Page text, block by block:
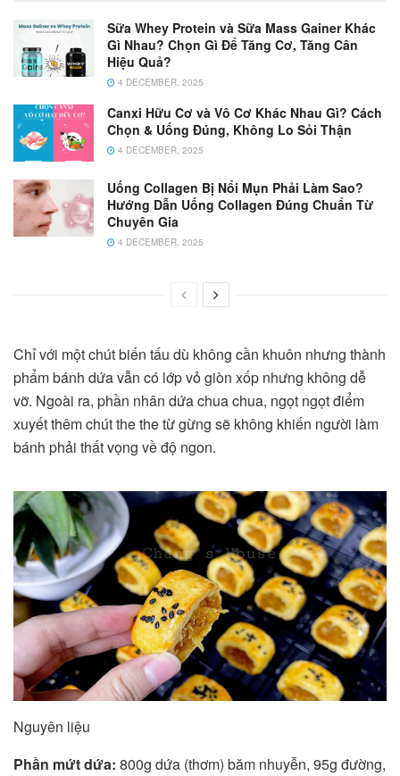
Sữa Whey Protein và Sữa Mass Gainer Khác
Gì Nhau? Chọn Gì Để Tăng Cơ, Tăng Cân
Hiệu Quả?
4 DECEMBER, 2025
Canxi Hữu Cơ và Vô Cơ Khác Nhau Gì? Cách
Chọn & Uống Đúng, Không Lo Sỏi Thận
4 DECEMBER, 2025
Uống Collagen Bị Nổi Mụn Phải Làm Sao?
Hướng Dẫn Uống Collagen Đúng Chuẩn Từ
Chuyên Gia
4 DECEMBER, 2025
Chỉ với một chút biến tấu dù không cần khuôn nhưng thành
phẩm bánh dứa vẫn có lớp vỏ giòn xốp nhưng không dễ
vỡ. Ngoài ra, phần nhân dứa chua chua, ngọt ngọt điểm
xuyết thêm chút the the từ gừng sẽ không khiến người làm
bánh phải thất vọng về độ ngon.
Nguyên liệu
Phần mứt dứa: 800g dứa (thơm) băm nhuyễn, 95g đường,